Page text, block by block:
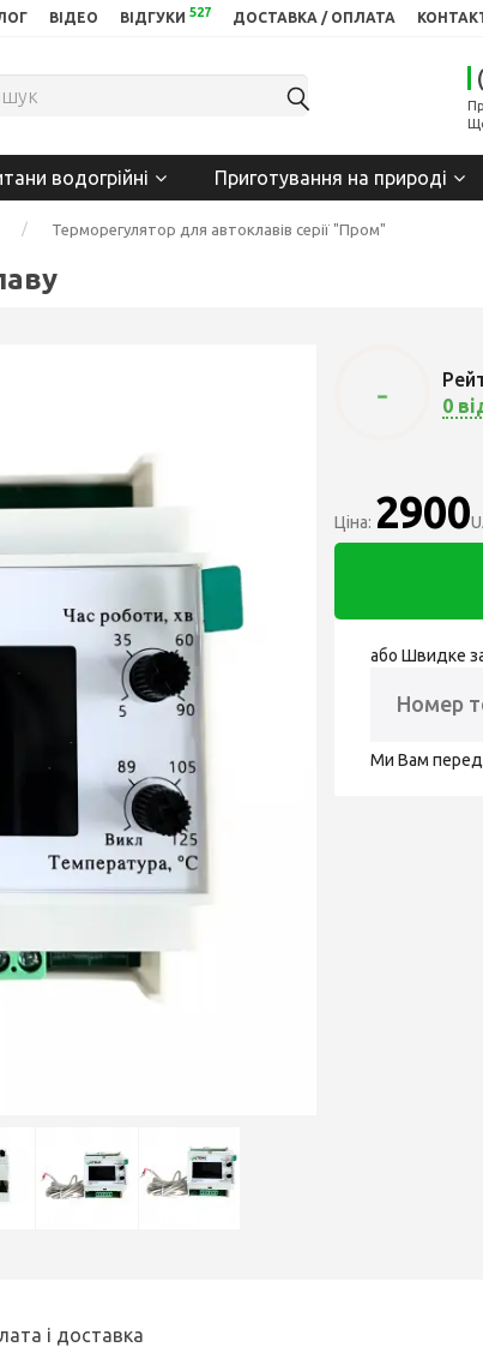
ВІДЕО ВІДГУКИ 527 ДОСТАВКА / ОПЛАТА
водогрійні Приготування на природі
Терморегулятор для автоклавів серії "Пром"
-
0
Ціна: 2900
або Швидке
Ми Вам
і доставка